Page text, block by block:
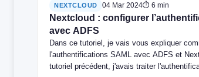
NEXTCLOUD 04 Mar 2024⏱ 6 min
Nextcloud : configurer
avec ADFS
Dans ce tutoriel, je vais vous expliquer
l'authentifications SAML avec ADFS et
tutoriel précédent, j'avais traiter